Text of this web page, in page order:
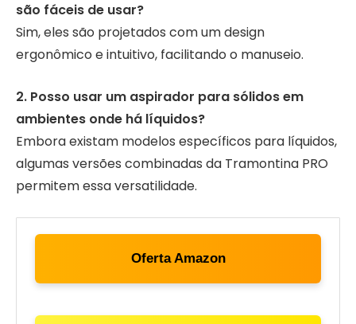
são fáceis de usar?
Sim, eles são projetados com um design
ergonômico e intuitivo, facilitando o manuseio.
2. Posso usar um aspirador para sólidos em
ambientes onde há líquidos?
Embora existam modelos específicos para líquidos,
algumas versões combinadas da Tramontina PRO
permitem essa versatilidade.
Oferta Amazon